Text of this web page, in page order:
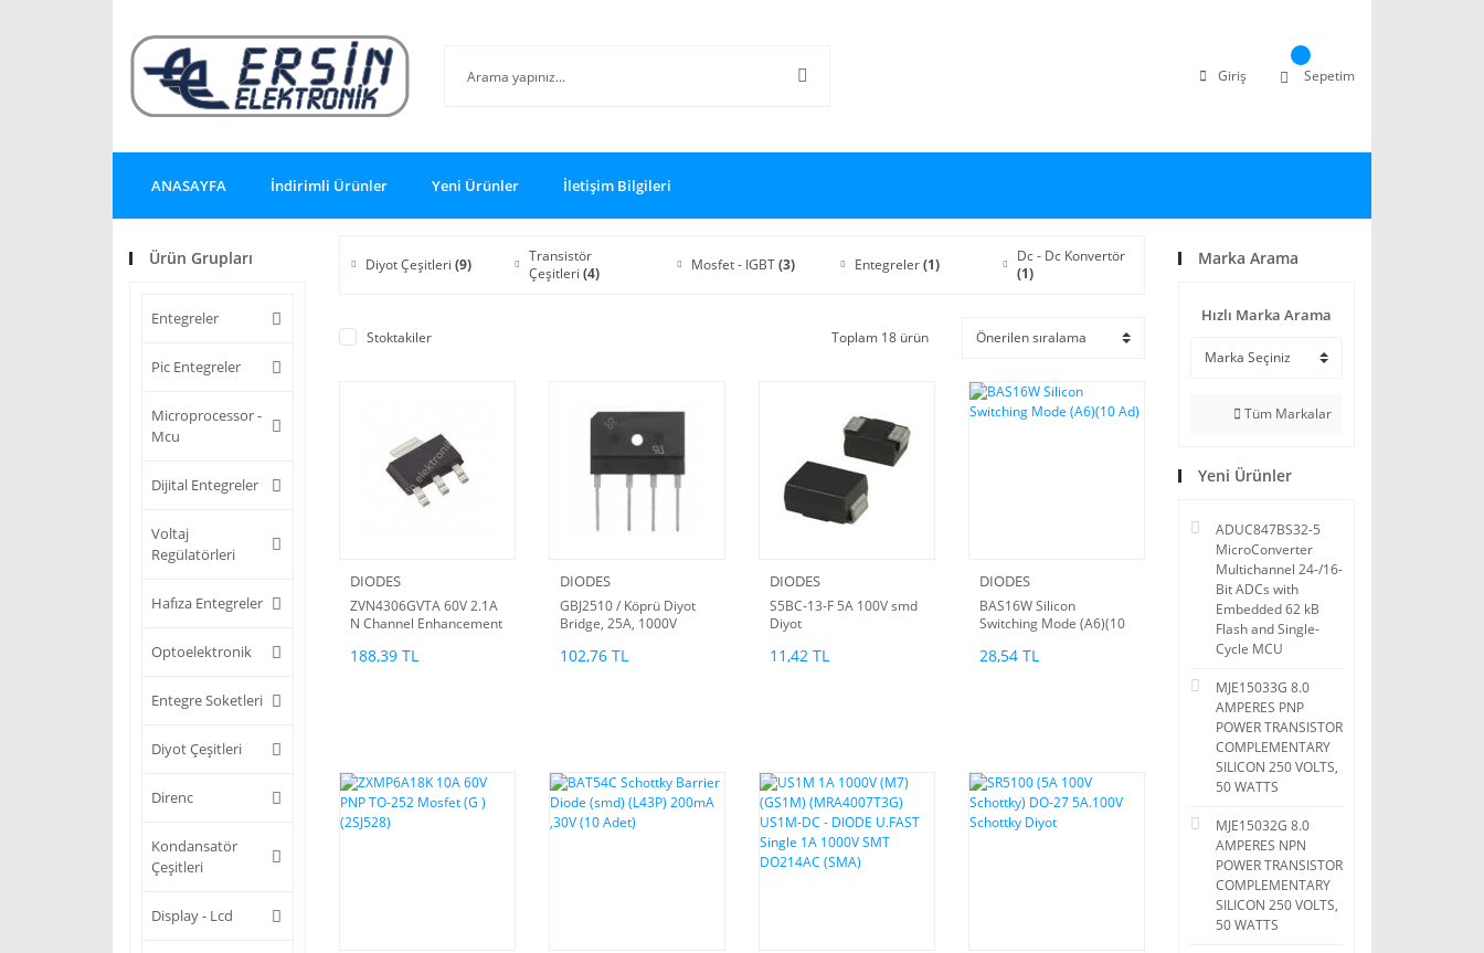
Giriş Sepetim
ANASAYFA İndirimli Ürünler Yeni Ürünler İletişim Bilgileri
Ürün Grupları
Entegreler
Pic Entegreler
Microprocessor -
Mcu
Dijital Entegreler
Voltaj
Regülatörleri
Hafıza Entegreler
Optoelektronik
Entegre Soketleri
Diyot Çeşitleri
Direnc
Kondansatör
Çeşitleri
Display - Lcd
Diyot Çeşitleri (9)
Transistör
Çeşitleri (4) Mosfet - IGBT(3) Entegreler(1)
Dc - Dc Konvertör
(1)
Stoktakiler Toplam 18 ürün
DIODES
ZVN4306GVTA 60V 2.1A
N Channel Enhancement
FET
188,39 TL
DIODES
GBJ2510 / Köprü Diyot
Bridge, 25A, 1000V
102,76 TL
DIODES
S5BC-13-F 5A 100V smd
Diyot
11,42 TL
DIODES
BAS16W Silicon
Switching Mode (A6)(10
28,54 TL
Marka Arama
Hızlı Marka Arama
Tüm Markalar
Yeni Ürünler
ADUC847BS32-5
MicroConverter
Multichannel 24-/16-
Bit ADCs with
Embedded 62 kB
Flash and Single-
Cycle MCU
MJE15033G 8.0
AMPERES PNP
POWER TRANSISTOR
COMPLEMENTARY
SILICON 250 VOLTS,
50 WATTS
MJE15032G 8.0
AMPERES NPN
POWER TRANSISTOR
COMPLEMENTARY
SILICON 250 VOLTS,
50 WATTS